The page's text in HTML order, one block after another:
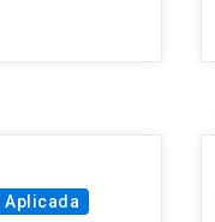
Aplicada